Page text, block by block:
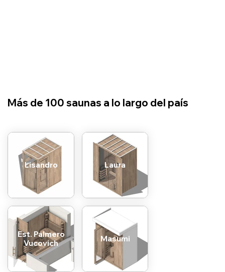
​Más de 100 saunas a lo largo del país
Lisandro Laura
Est. Palmero
Vucovich
Masumi